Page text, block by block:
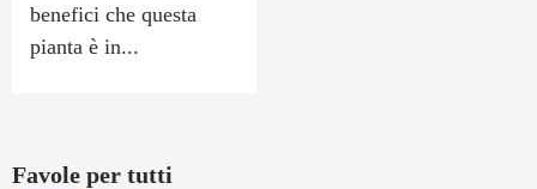
benefici che questa
pianta è in...
Favole per tutti